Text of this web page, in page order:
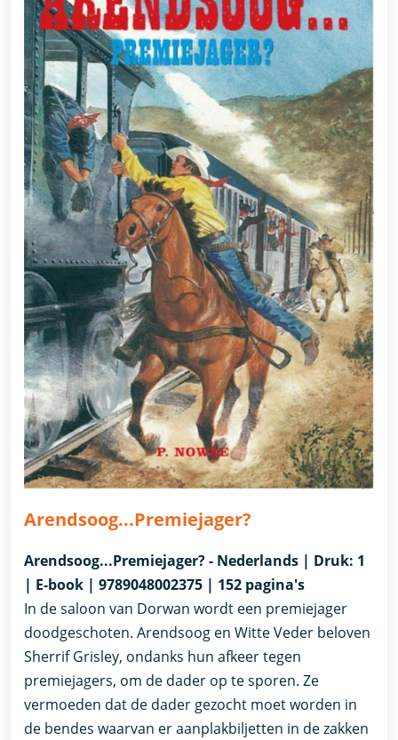
Arendsoog...Premiejager?
Arendsoog...Premiejager? - Nederlands | Druk: 1
| E-book | 9789048002375 | 152 pagina's
In de saloon van Dorwan wordt een premiejager
doodgeschoten. Arendsoog en Witte Veder beloven
Sherrif Grisley, ondanks hun afkeer tegen
premiejagers, om de dader op te sporen. Ze
vermoeden dat de dader gezocht moet worden in
de bendes waarvan er aanplakbiljetten in de zakken